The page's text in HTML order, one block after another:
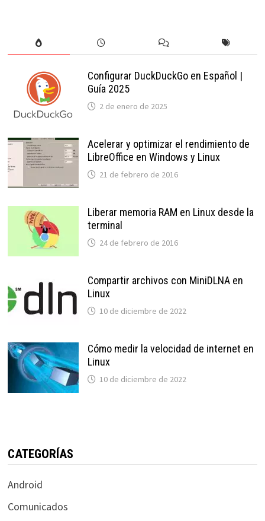
Configurar DuckDuckGo en Español |
Guía 2025
2 de enero de 2025
Acelerar y optimizar el rendimiento de
LibreOffice en Windows y Linux
21 de febrero de 2016
Liberar memoria RAM en Linux desde la
terminal
24 de febrero de 2016
Compartir archivos con MiniDLNA en
Linux
10 de diciembre de 2022
Cómo medir la velocidad de internet en
Linux
10 de diciembre de 2022
CATEGORÍAS
Android
Comunicados